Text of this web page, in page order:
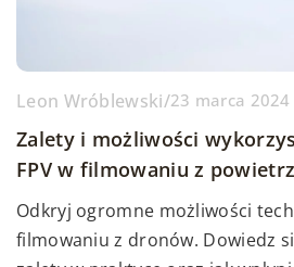
Leon Wróblewski/23 marca 2024
Zalety i możliwości
FPV w filmowaniu z
Odkryj ogromne możliwości
filmowaniu z dronów. Dowiedz